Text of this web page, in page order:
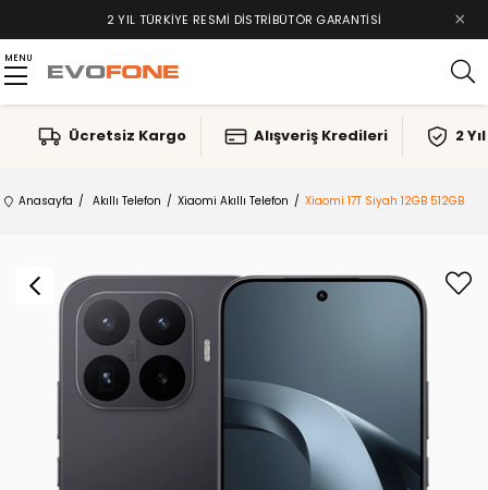
2 YIL TÜRKIYE RESMI DISTRIBÜTÖR GARANTISI ×
MENU
Ücretsiz Kargo Alışveriş Kredileri 2
Anasayfa Akıllı Telefon Xiaomi Akıllı Telefon Xiaomi 17T Siyah 12GB 512GB